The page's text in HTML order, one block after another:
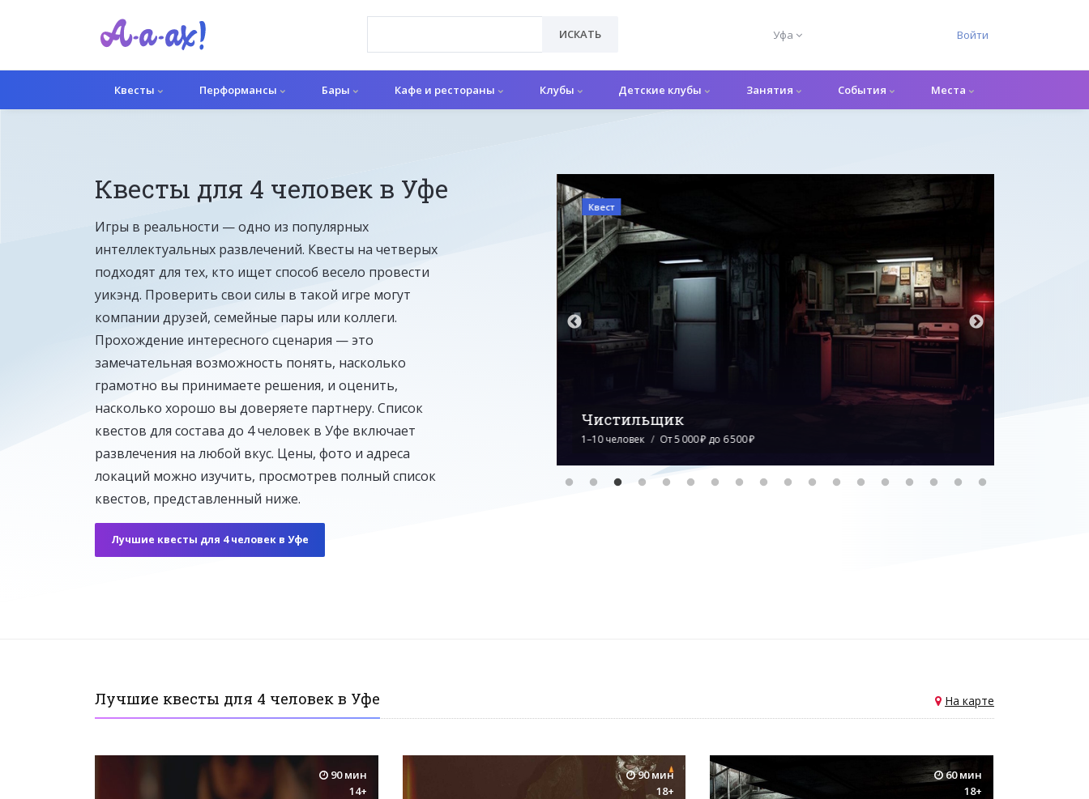
ИСКАТЬ Уфа Войти
Квесты Перформансы Бары Кафе и рестораны Клубы Детские клубы Занятия События Места
Квесты для 4 человек в Уфе
Игры в реальности — одно из популярных
интеллектуальных развлечений. Квесты на четверых
подходят для тех, кто ищет способ весело провести
уикэнд. Проверить свои силы в такой игре могут
компании друзей, семейные пары или коллеги.
Прохождение интересного сценария — это
замечательная возможность понять, насколько
грамотно вы принимаете решения, и оценить,
насколько хорошо вы доверяете партнеру. Список
квестов для состава до 4 человек в Уфе включает
развлечения на любой вкус. Цены, фото и адреса
локаций можно изучить, просмотрев полный список
квестов, представленный ниже.
Лучшие квесты для 4 человек в Уфе
Перформанс
Резня бензопилой
1–10 человек От 5 500 ₽ до 7 500 ₽
Квест
Чистильщик
1–10 человек От 5 000 ₽ до 6 500 ₽
Лучшие квесты для 4 человек в Уфе На карте
90 мин
14+
90 мин
18+
60 мин
18+